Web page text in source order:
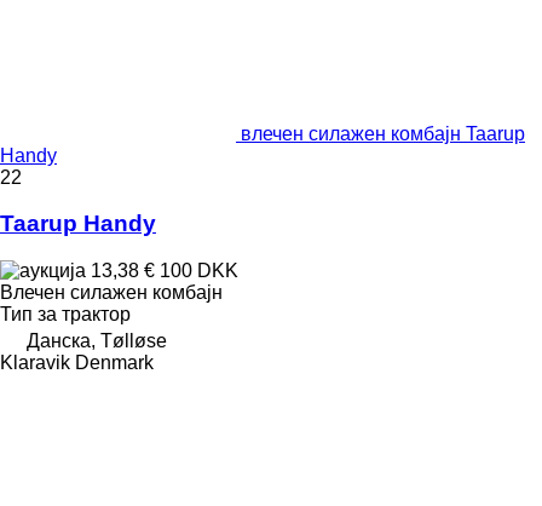
влечен силажен комбајн Taarup
Handy
22
Taarup Handy
13,38 € 100 DKK
Влечен силажен комбајн
Тип за трактор
Данска, Tølløse
Klaravik Denmark